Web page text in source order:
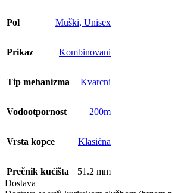
Pol Muški, Unisex
Prikaz Kombinovani
Tip mehanizma Kvarcni
Vodootpornost 200m
Vrsta kopce Klasična
Prečnik kućišta
51.2 mm
Dostava